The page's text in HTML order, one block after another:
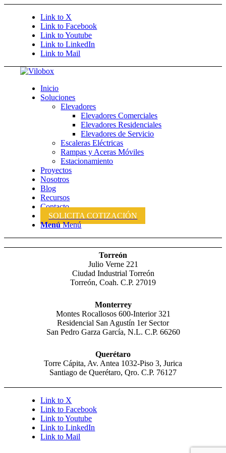
Link to X
Link to Facebook
Link to Youtube
Link to LinkedIn
Link to Mail
Inicio
Soluciones
Elevadores
Elevadores Comerciales
Elevadores Residenciales
Elevadores de Servicio
Escaleras Eléctricas
Rampas y Aceras Móviles
Estacionamiento
Proyectos
Nosotros
Blog
Recursos
Contacto
SOLICITA COTIZACIÓN
Menú Menú
Torreón
Julio Verne 221
Ciudad Industrial Torreón
Torreón, Coah. C.P. 27019
Monterrey
Montes Rocallosos 600-Interior 321
Residencial San Agustín 1er Sector
San Pedro Garza García, N.L. C.P. 66260
Querétaro
Torre Cápita, Av. Antea 1032-Piso 3, Jurica
Santiago de Querétaro, Qro. C.P. 76127
Link to X
Link to Facebook
Link to Youtube
Link to LinkedIn
Link to Mail